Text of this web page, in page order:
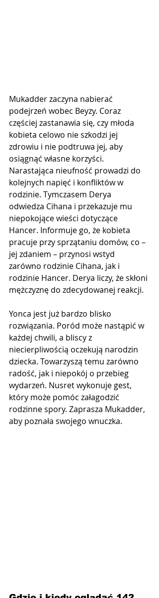
Mukadder zaczyna nabierać
podejrzeń wobec Beyzy. Coraz
częściej zastanawia się, czy młoda
kobieta celowo nie szkodzi jej
zdrowiu i nie podtruwa jej, aby
osiągnąć własne korzyści.
Narastająca nieufność prowadzi do
kolejnych napięć i konfliktów w
rodzinie. Tymczasem Derya
odwiedza Cihana i przekazuje mu
niepokojące wieści dotyczące
Hancer. Informuje go, że kobieta
pracuje przy sprzątaniu domów, co –
jej zdaniem – przynosi wstyd
zarówno rodzinie Cihana, jak i
rodzinie Hancer. Derya liczy, że skłoni
mężczyznę do zdecydowanej reakcji.
Yonca jest już bardzo blisko
rozwiązania. Poród może nastąpić w
każdej chwili, a bliscy z
niecierpliwością oczekują narodzin
dziecka. Towarzyszą temu zarówno
radość, jak i niepokój o przebieg
wydarzeń. Nusret wykonuje gest,
który może pomóc załagodzić
rodzinne spory. Zaprasza Mukadder,
aby poznała swojego wnuczka.